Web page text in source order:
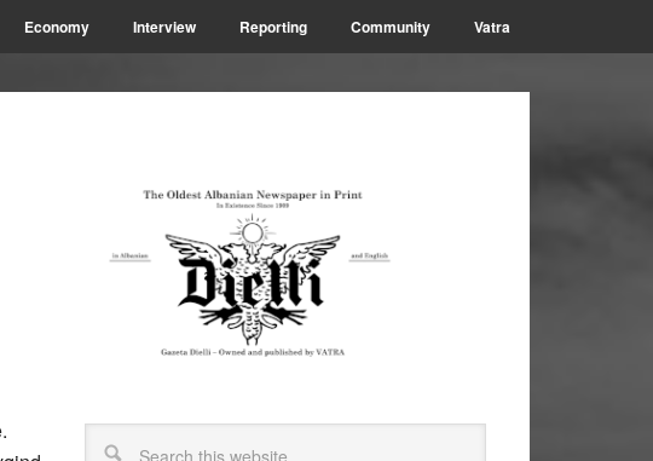
Economy Interview Reporting Community Vatra